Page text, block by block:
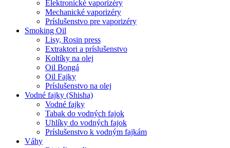
Elektronické vaporizéry
Mechanické vaporizéry
Príslušenstvo pre vaporizéry
Smoking Oil
Lisy, Rosin press
Extraktori a príslušenstvo
Koltíky na olej
Oil Bongá
Oil Fajky
Príslušenstvo na olej
Vodné fajky (Shisha)
Vodné fajky
Tabak do vodných fajok
Uhlíky do vodných fajok
Príslušenstvo k vodným fajkám
Váhy